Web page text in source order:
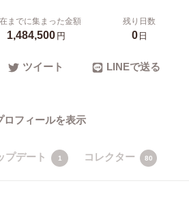
までに集まった金額
1,484,500円
残り日数
0日
ツイート LINEで送る
ロフィールを表示
プデート 1 コレクター 80